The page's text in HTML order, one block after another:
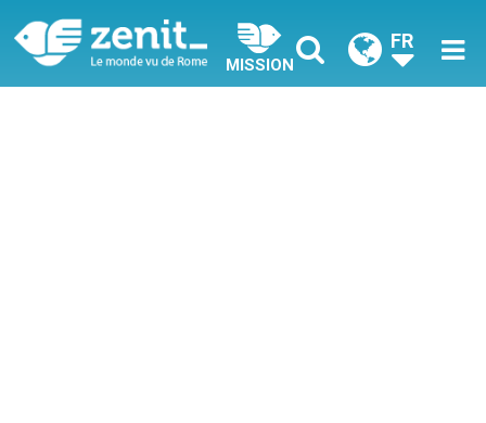
MISSION
FR